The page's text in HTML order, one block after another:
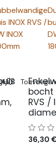
INOX RVS /
INOX
bocht
RVS /
36,30